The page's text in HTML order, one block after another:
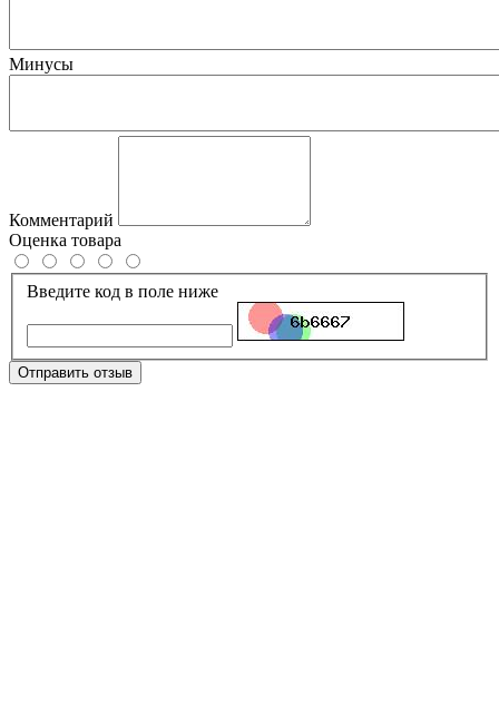
Минусы
Комментарий
Оценка товара
Введите код в поле ниже
Отправить отзыв